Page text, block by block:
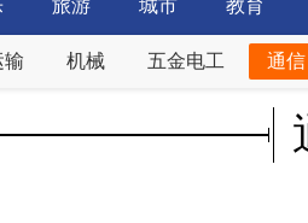
旅游 城市 教育
输 机械 五金电工 通信